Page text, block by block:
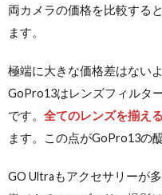
両カメラの価格を比較する
ます。
極端に大きな価格差はない
GoPro13はレンズフィルタ
です。 全てのレンズを揃え
ます。この点がGoPro13の
GO Ultraもアクセサリーが